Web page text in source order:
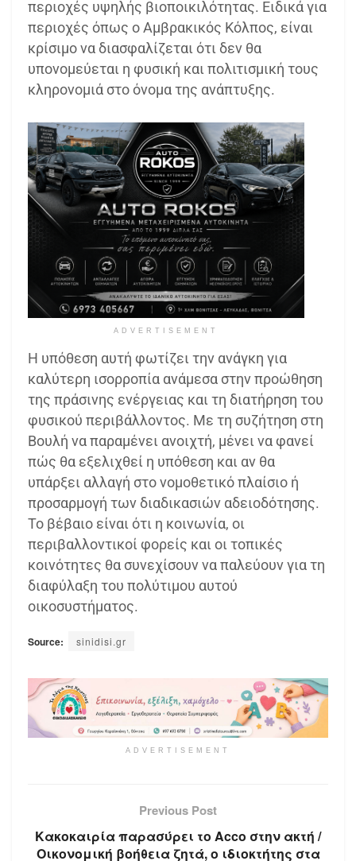
περιοχές υψηλής βιοποικιλότητας. Ειδικά για
περιοχές όπως ο Αμβρακικός Κόλπος, είναι
κρίσιμο να διασφαλίζεται ότι δεν θα
υπονομεύεται η φυσική και πολιτισμική τους
κληρονομιά στο όνομα της ανάπτυξης.
ADVERTISEMENT
Η υπόθεση αυτή φωτίζει την ανάγκη για
καλύτερη ισορροπία ανάμεσα στην προώθηση
της πράσινης ενέργειας και τη διατήρηση του
φυσικού περιβάλλοντος. Με τη συζήτηση στη
Βουλή να παραμένει ανοιχτή, μένει να φανεί
πώς θα εξελιχθεί η υπόθεση και αν θα
υπάρξει αλλαγή στο νομοθετικό πλαίσιο ή
προσαρμογή των διαδικασιών αδειοδότησης.
Το βέβαιο είναι ότι η κοινωνία, οι
περιβαλλοντικοί φορείς και οι τοπικές
κοινότητες θα συνεχίσουν να παλεύουν για τη
διαφύλαξη του πολύτιμου αυτού
οικοσυστήματος.
Source: sinidisi.gr
ADVERTISEMENT
Previous Post
Κακοκαιρία παρασύρει το Acco στην ακτή /
Οικονομική βοήθεια ζητά, ο ιδιοκτήτης στα